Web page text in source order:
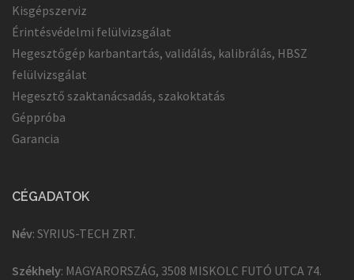
Kisgépszerviz
Érintésvédelmi felülvizsgálat
Hegesztőgép karbantartás, validálás, kalibrálás, HBSZ
felülvizsgálat
Hegesztő szaktanácsadás, szakoktatás
Géppróba
Garancia
CÉGADATOK
Név: SYRIUS-TECH ZRT.
Székhely: MAGYARORSZÁG, 3508 MISKOLC FUTÓ UTCA 74.